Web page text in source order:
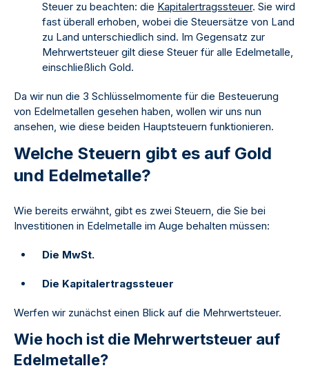
Steuer zu beachten: die Kapitalertragssteuer. Sie wird
fast überall erhoben, wobei die Steuersätze von Land
zu Land unterschiedlich sind. Im Gegensatz zur
Mehrwertsteuer gilt diese Steuer für alle Edelmetalle,
einschließlich Gold.
Da wir nun die 3 Schlüsselmomente für die Besteuerung
von Edelmetallen gesehen haben, wollen wir uns nun
ansehen, wie diese beiden Hauptsteuern funktionieren.
Welche Steuern gibt es auf Gold
und Edelmetalle?
Wie bereits erwähnt, gibt es zwei Steuern, die Sie bei
Investitionen in Edelmetalle im Auge behalten müssen:
Die MwSt.
Die Kapitalertragssteuer
Werfen wir zunächst einen Blick auf die Mehrwertsteuer.
Wie hoch ist die Mehrwertsteuer auf
Edelmetalle?